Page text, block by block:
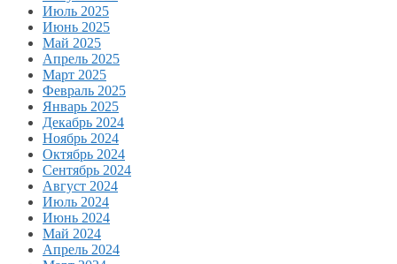
Июль 2025
Июнь 2025
Май 2025
Апрель 2025
Март 2025
Февраль 2025
Январь 2025
Декабрь 2024
Ноябрь 2024
Октябрь 2024
Сентябрь 2024
Август 2024
Июль 2024
Июнь 2024
Май 2024
Апрель 2024